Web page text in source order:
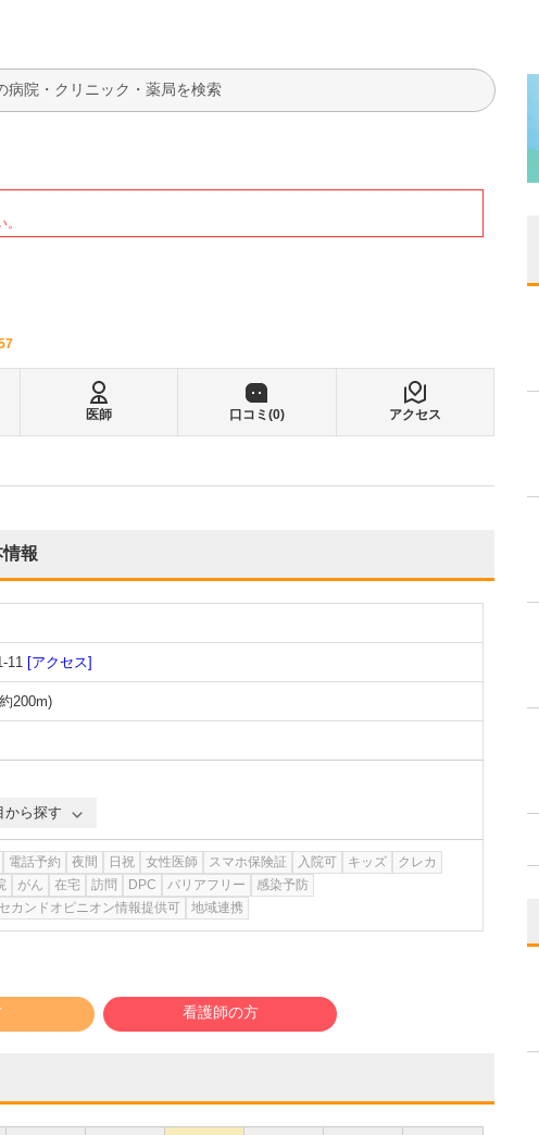
検索
医師 口コミ(0) アクセス
報
11 [アクセス]
200m)
から探す
電話予約 夜間 日祝 女性医師 スマホ保険証 入院可 キッズ
クレカ
がん 在宅 訪問 DPC バリアフリー
感染予防
セカンドオピニオン情報提供可 地域連携
看護師の方